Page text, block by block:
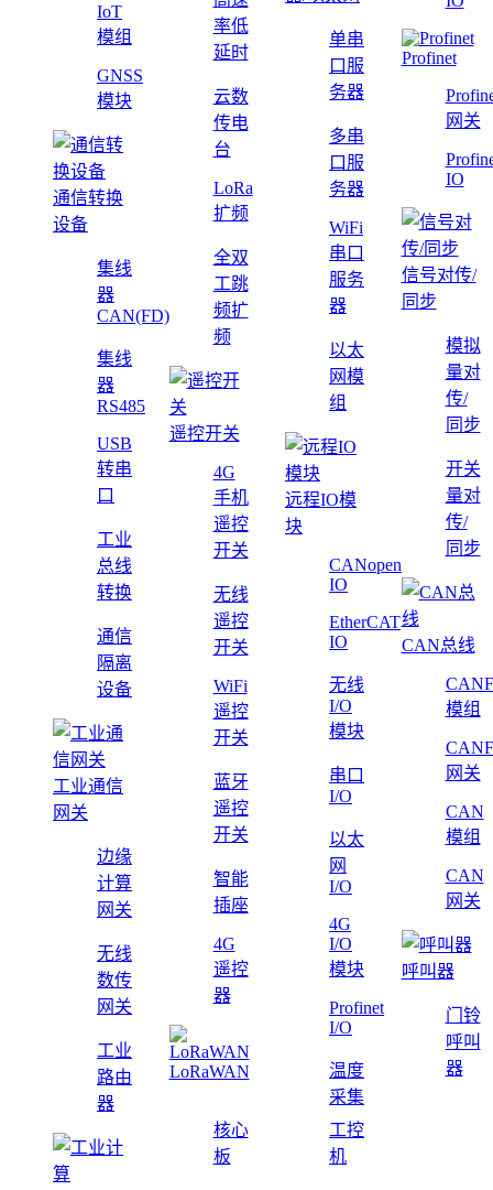
IoT
模组
GNSS
模块
通信转换
设备
集线
器
CAN(FD)
集线
器
RS485
USB
转串
口
工业
总线
转换
通信
隔离
设备
工业通信
网关
边缘
计算
网关
无线
数传
网关
工业
路由
器
率低
延时
云数
传电
台
LoRa
扩频
全双
工跳
频扩
频
遥控开关
4G
手机
遥控
开关
无线
遥控
开关
WiFi
遥控
开关
蓝牙
遥控
开关
智能
插座
4G
遥控
器
LoRaWAN
单串
口服
务器
多串
口服
务器
WiFi
串口
服务
器
以太
网模
组
远程IO模
块
CANopen
IO
EtherCAT
IO
无线
I/O
模块
串口
I/O
以太
网
I/O
4G
I/O
模块
Profinet
I/O
温度
采集
Profinet
网关
IO
信号对传/
同步
模拟
量对
传/
同步
开关
量对
传/
同步
CAN总线
模组
网关
CAN
模组
CAN
网关
呼叫器
门铃
呼叫
器
核心
板
工控
机